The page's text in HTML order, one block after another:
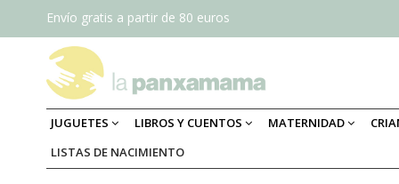
Envío gratis a partir de 80 euros
JUGUETES LIBROS Y CUENTOS MATERNIDAD
LISTAS DE NACIMIENTO